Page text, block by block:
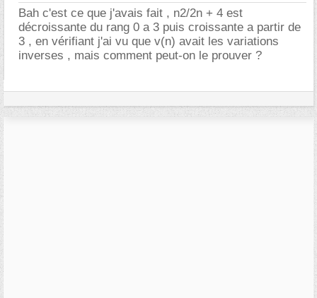
Bah c'est ce que j'avais fait , n2/2n + 4 est
décroissante du rang 0 a 3 puis croissante a partir de
3 , en vérifiant j'ai vu que v(n) avait les variations
inverses , mais comment peut-on le prouver ?